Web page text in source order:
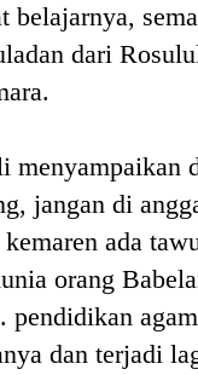
belajarnya,
dari
menyampaikan
jangan di
ada
orang
pendidikan
dan terjadi